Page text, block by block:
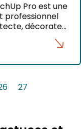
Pro est une
professionnel
décorateur
mobilier. En
un simple
opération.
27